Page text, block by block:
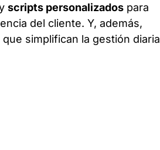
scripts personalizados para
del cliente. Y, además,
que simplifican la gestión diaria